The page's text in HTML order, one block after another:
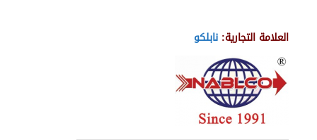
العلامة التجارية: نابلكو